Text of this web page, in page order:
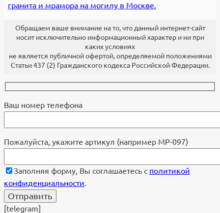
гранита и мрамора на могилу в Москве.
Обращаем ваше внимание на то, что данный интернет-сайт
носит исключительно информационный характер и ни при
каких условиях
не является публичной офертой, определяемой положениями
Статьи 437 (2) Гражданского кодекса Российской Федерации.
Ваш номер телефона
Пожалуйста, укажите артикул (например МР-097)
Заполняя форму, Вы соглашаетесь с политикой
конфиденциальности.
[telegram]